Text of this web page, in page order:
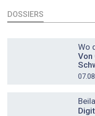
DOSSIERS
Wo
Von